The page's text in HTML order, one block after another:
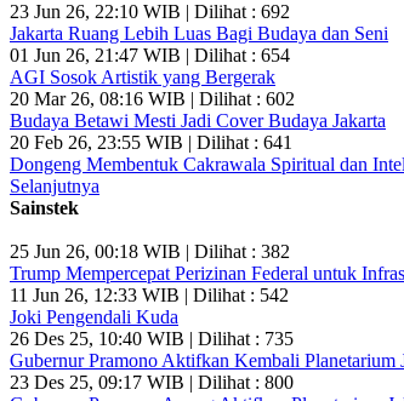
23 Jun 26, 22:10 WIB | Dilihat : 692
Jakarta Ruang Lebih Luas Bagi Budaya dan Seni
01 Jun 26, 21:47 WIB | Dilihat : 654
AGI Sosok Artistik yang Bergerak
20 Mar 26, 08:16 WIB | Dilihat : 602
Budaya Betawi Mesti Jadi Cover Budaya Jakarta
20 Feb 26, 23:55 WIB | Dilihat : 641
Dongeng Membentuk Cakrawala Spiritual dan
Selanjutnya
Sainstek
25 Jun 26, 00:18 WIB | Dilihat : 382
Trump Mempercepat Perizinan Federal untuk
11 Jun 26, 12:33 WIB | Dilihat : 542
Joki Pengendali Kuda
26 Des 25, 10:40 WIB | Dilihat : 735
Gubernur Pramono Aktifkan Kembali Planetarium
23 Des 25, 09:17 WIB | Dilihat : 800